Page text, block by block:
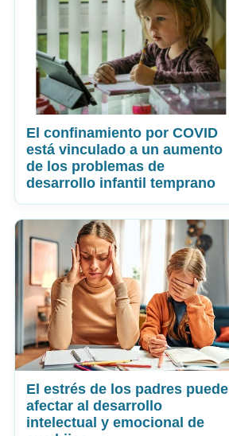
El confinamiento por COVID
está vinculado a un aumento
de los problemas de
desarrollo infantil temprano
El estrés de los padres puede
afectar al desarrollo
intelectual y emocional de